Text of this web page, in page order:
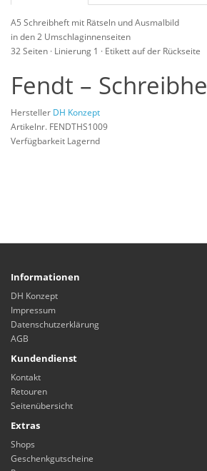
A5 Schreibheft mit Rätseln und Ausmalbild
in den 2 Umschlaginnenseiten
32 Seiten · Linierung 1 · Etikett auf der Rückseite
Fendt –
Hersteller DH Konzept
Artikelnr. FENDTHS1009
Verfügbarkeit Lagernd
Informationen
DH Konzept
Impressum
Datenschutzerklärung
AGB
Kundendienst
Kontakt
Retouren
Seitenübersicht
Extras
Shops
Geschenkgutscheine